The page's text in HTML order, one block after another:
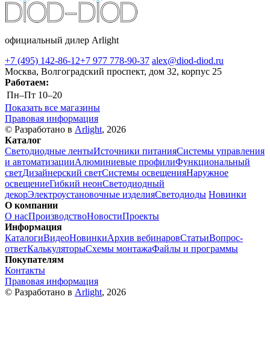
официальный дилер Arlight
+7 (495) 142-86-12+7 977 778-90-37 alex@diod-diod.ru
Москва, Волгоградский проспект, дом 32, корпус 25
Работаем:
Пн–Пт 10–20
Показать все магазины
Правовая информация
© Разработано в Arlight, 2026
Каталог
Светодиодные лентыИсточники питанияСистемы управления
и автоматизацииАлюминиевые профилиФункциональный
светДизайнерский светСистемы освещенияНаружное
освещениеГибкий неонСветодиодный
декорЭлектроустановочные изделияСветодиоды Новинки
О компании
О насПроизводствоНовостиПроекты
Информация
КаталогиВидеоНовинкиАрхив вебинаровСтатьиВопрос-
ответКалькуляторыСхемы монтажаФайлы и программы
Покупателям
Контакты
Правовая информация
© Разработано в Arlight, 2026